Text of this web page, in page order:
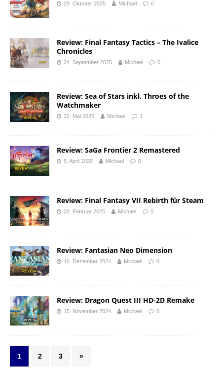
29. Oktober 2025 Michael 0
Review: Final Fantasy Tactics – The Ivalice
Chronicles
24. September 2025 Michael 0
Review: Sea of Stars inkl. Throes of the
Watchmaker
22. Mai 2025 Michael 1
Review: SaGa Frontier 2 Remastered
5. April 2025 Michael 0
Review: Final Fantasy VII Rebirth für Steam
20. Februar 2025 Michael 0
Review: Fantasian Neo Dimension
10. Dezember 2024 Michael 0
Review: Dragon Quest III HD-2D Remake
15. November 2024 Michael 0
1 2 3 »